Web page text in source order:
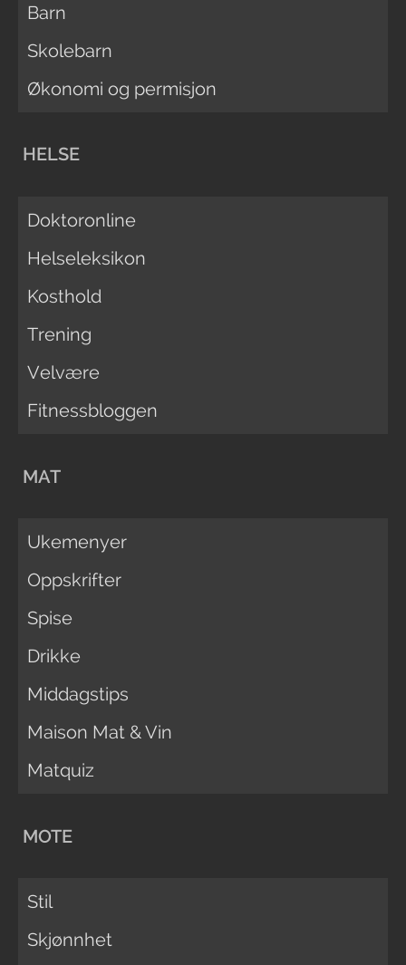
Barn
Skolebarn
Økonomi og permisjon
HELSE
Doktoronline
Helseleksikon
Kosthold
Trening
Velvære
Fitnessbloggen
MAT
Ukemenyer
Oppskrifter
Spise
Drikke
Middagstips
Maison Mat & Vin
Matquiz
MOTE
Stil
Skjønnhet